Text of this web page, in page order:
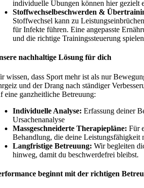
individuelle Übungen können hier gezielt
Stoffwechselbeschwerden &
Stoffwechsel kann zu
für Infekte führen. Eine angepasste
und die richtige Trainingssteuerung
nachhaltige Lösung für dich
wissen, dass Sport mehr ist als nur
und der Drang nach ständiger
eine ganzheitliche Betreuung:
Individuelle Analyse: Erfassung deiner
Ursachenanalyse
Massgeschneiderte Therapiepläne: Für
Behandlung, die deine Leistungsfähigkeit
Langfristige Betreuung: Wir begleiten
hinweg, damit du beschwerdefrei bleibst.
beginnt mit der richtigen